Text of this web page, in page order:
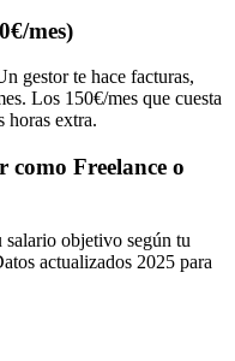
mes)
gestor te hace facturas,
Los 150€/mes que cuesta
horas extra.
como Freelance o
salario objetivo según tu
actualizados 2025 para